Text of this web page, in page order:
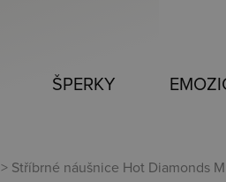
ŠPERKY
> Stříbrné náušnice Hot Diamonds